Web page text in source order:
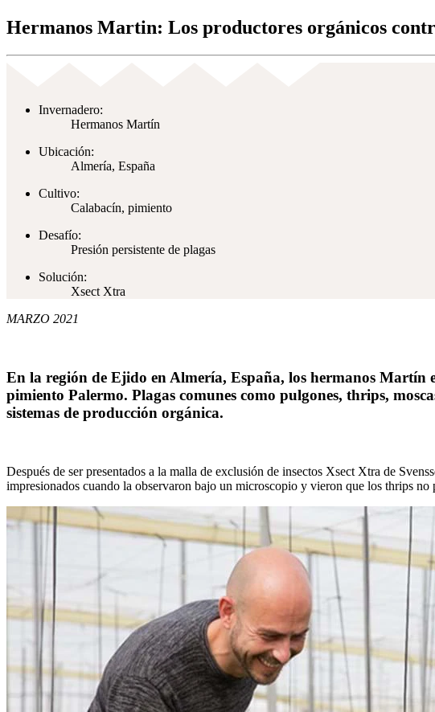
Hermanos Martin: Los productores orgánicos
Invernadero:
Hermanos Martín
Ubicación:
Almería, España
Cultivo:
Calabacín, pimiento
Desafío:
Presión persistente de plagas
Solución:
Xsect Xtra
MARZO 2021
En la región de Ejido en Almería, España, los hermanos Martín
pimiento Palermo. Plagas comunes como pulgones, thrips,
sistemas de producción orgánica.
Después de ser presentados a la malla de exclusión de insectos Xsect Xtra de
impresionados cuando la observaron bajo un microscopio y vieron que los thrips